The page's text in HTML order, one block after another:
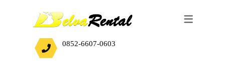
SEWA ALAT BERAT
EXCAVATOR
HARGA JASA CUT AND FILL TANAH
0852-6607-0603